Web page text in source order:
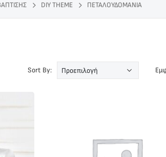
DIY THEME ΠΕΤΑΛΟΥΔΟΜΆΝΙΑ
Sort By: